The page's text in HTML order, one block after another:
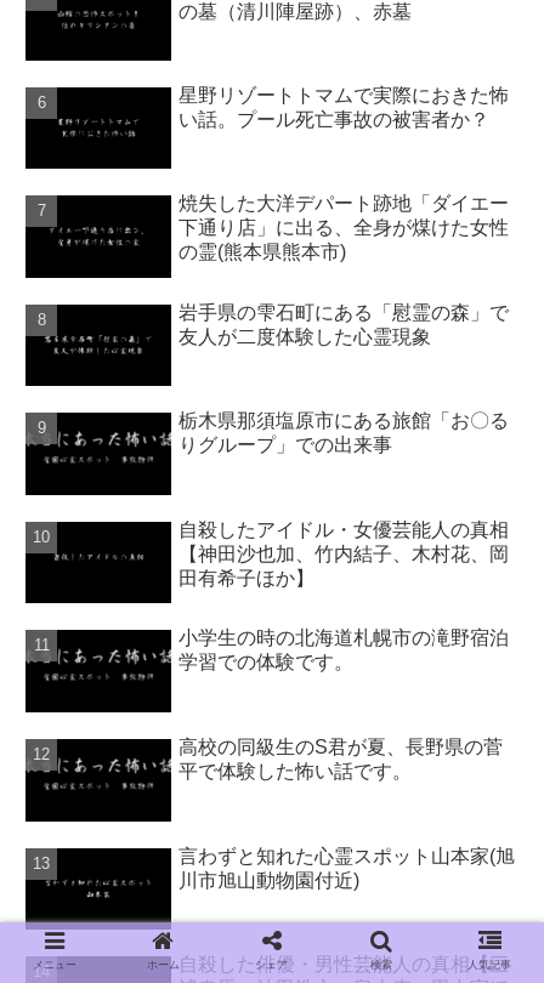
の墓（清川陣屋跡）、赤墓
星野リゾートトマムで実際におきた怖
い話。プール死亡事故の被害者か？
焼失した大洋デパート跡地「ダイエー
下通り店」に出る、全身が煤けた女性
の霊(熊本県熊本市)
岩手県の雫石町にある「慰霊の森」で
友人が二度体験した心霊現象
栃木県那須塩原市にある旅館「お〇る
りグループ」での出来事
自殺したアイドル・女優芸能人の真相
【神田沙也加、竹内結子、木村花、岡
田有希子ほか】
小学生の時の北海道札幌市の滝野宿泊
学習での体験です。
高校の同級生のS君が夏、長野県の菅
平で体験した怖い話です。
言わずと知れた心霊スポット山本家(旭
川市旭山動物園付近)
自殺した俳優・男性芸能人の真相【三
メニュー ホーム シェア 検索 人気記事